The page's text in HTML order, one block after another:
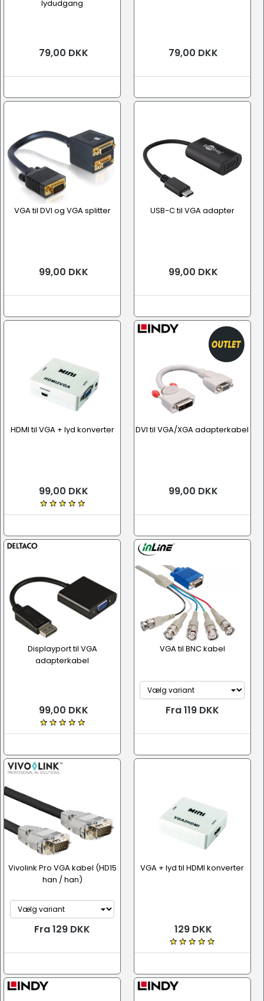
lydudgang
79,00 DKK 79,00 DKK
VGA til DVI og VGA splitter
99,00 DKK
USB-C til VGA adapter
99,00 DKK
HDMI til VGA + lyd konverter
99,00 DKK
DVI til VGA/XGA adapterkabel
99,00 DKK
Displayport til VGA
adapterkabel
99,00 DKK
VGA til BNC kabel
Fra 119 DKK
Vivolink Pro VGA kabel (HD15
han / han)
Fra 129 DKK
VGA + lyd til HDMI konverter
129 DKK